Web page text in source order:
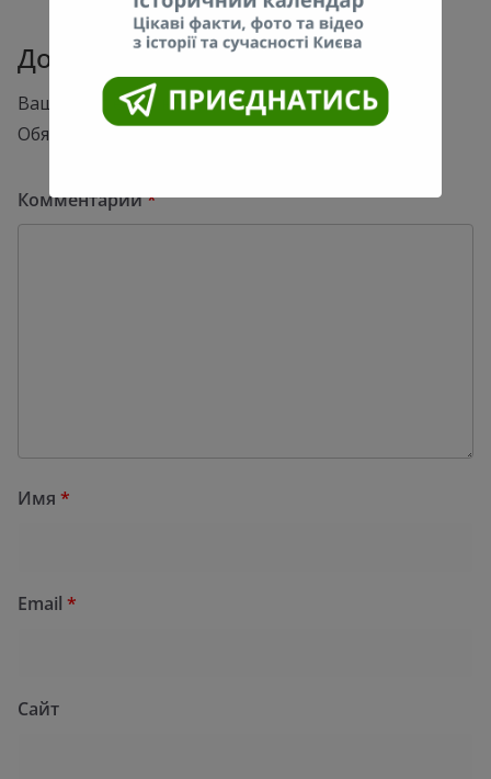
Добавить комментарий
Ваш адрес email не будет опубликован.
Обязательные поля помечены*
Комментарий*
Имя *
Email *
Сайт